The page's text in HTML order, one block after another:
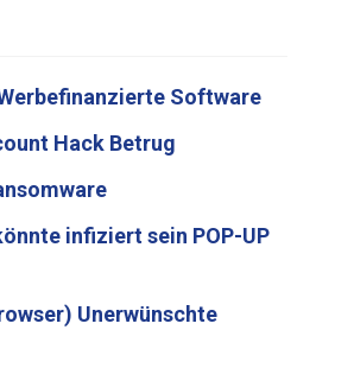
Software
Hack Betrug
infiziert sein POP-UP
Unerwünschte